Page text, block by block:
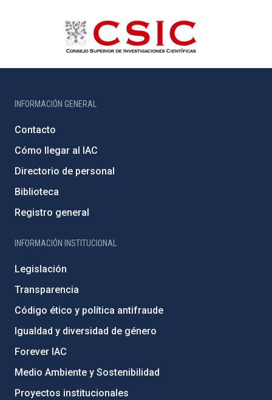
INFORMACIÓN GENERAL
Contacto
Cómo llegar al IAC
Directorio de personal
Biblioteca
Registro general
INFORMACIÓN INSTITUCIONAL
Legislación
Transparencia
Código ético y política antifraude
Igualdad y diversidad de género
Forever IAC
Medio Ambiente y Sostenibilidad
Proyectos institucionales